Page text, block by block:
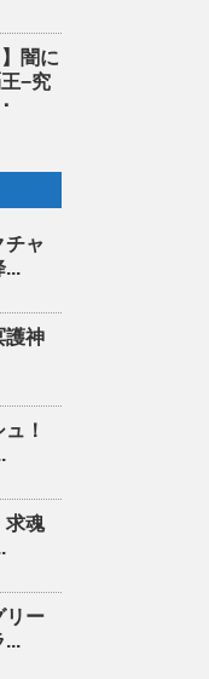
】闇に
−究
チャ
...
護神
！
求魂
リー
...